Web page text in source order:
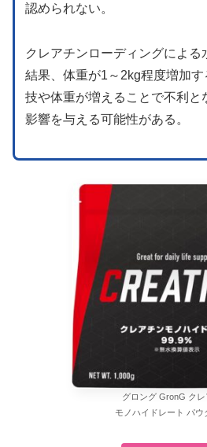
認められない。
クレアチンローディングによ
結果、体重が1～2kg程度増加
技や体重が増えることで不利と
影響を与える可能性がある。
グロング GronG クレ
モノハイドレート パウ